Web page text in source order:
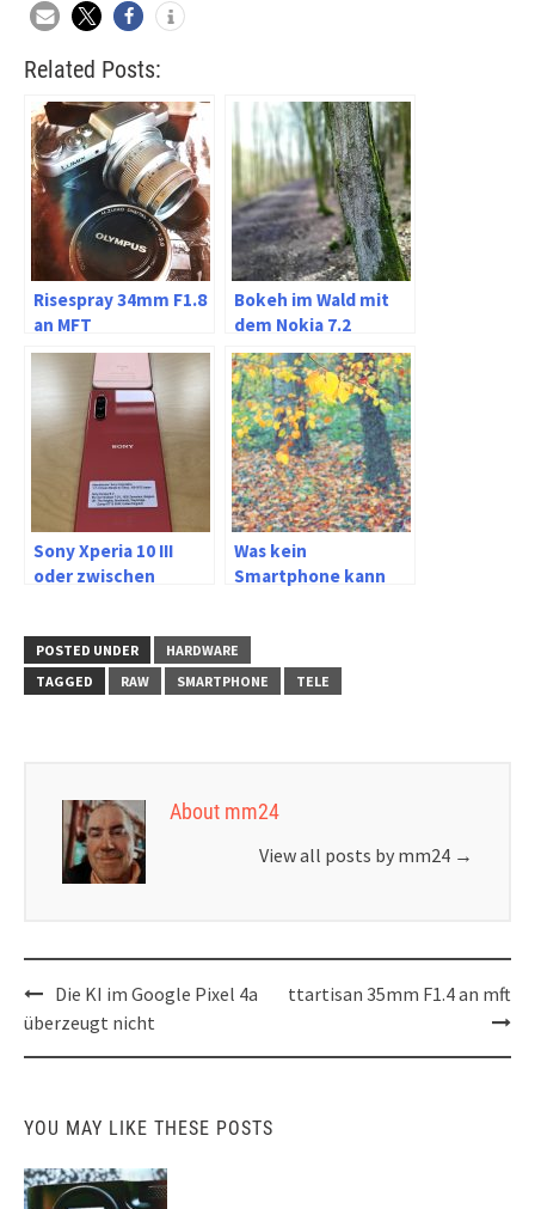
Related Posts:
Risespray 34mm F1.8
an MFT
Bokeh im Wald mit
dem Nokia 7.2
Sony Xperia 10 III
oder zwischen
Was kein
Smartphone kann
POSTED UNDER
HARDWARE
TAGGED
RAW SMARTPHONE TELE
About mm24
View all posts by mm24 →
Post
navigation
Die KI im Google Pixel 4a
überzeugt nicht
ttartisan 35mm F1.4 an mft
YOU MAY LIKE THESE POSTS